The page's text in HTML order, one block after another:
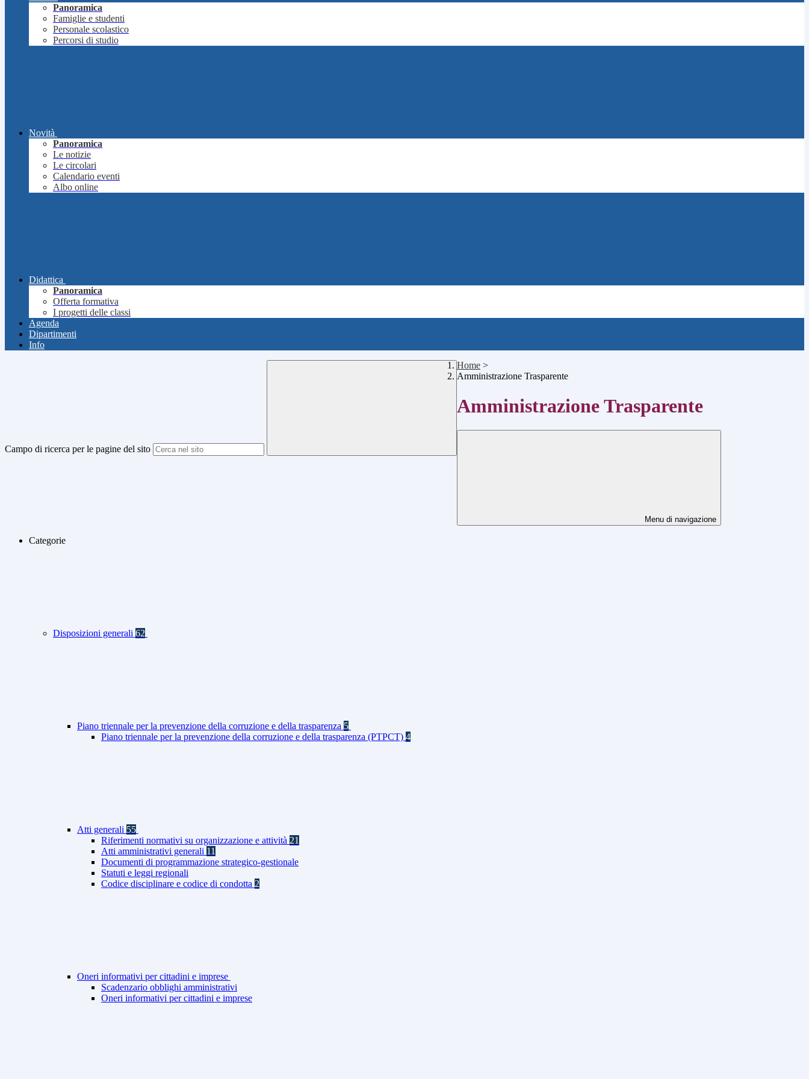
Panoramica
Famiglie e studenti
Personale scolastico
Percorsi di studio
Novità
Panoramica
Le notizie
Le circolari
Calendario eventi
Albo online
Didattica
Panoramica
Offerta formativa
I progetti delle classi
Agenda
Dipartimenti
Info
Campo di ricerca per le pagine del sito
Home >
Amministrazione Trasparente
Amministrazione Trasparente
Menu di navigazione
Categorie
Disposizioni generali 62
Piano triennale per la prevenzione della corruzione e della trasparenza 5
Piano triennale per la prevenzione della corruzione e della trasparenza (PTPCT) 4
Atti generali 55
Riferimenti normativi su organizzazione e attività 21
Atti amministrativi generali 11
Documenti di programmazione strategico-gestionale
Statuti e leggi regionali
Codice disciplinare e codice di condotta 2
Oneri informativi per cittadini e imprese
Scadenzario obblighi amministrativi
Oneri informativi per cittadini e imprese